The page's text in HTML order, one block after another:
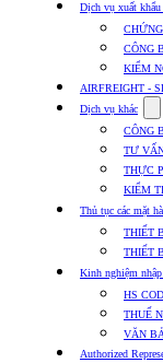
Dịch vụ xuất
CÔNG
KIỂM
AIRFREIGHT -
Dịch vụ khác
CÔNG
TƯ
THỰC
KIỂM
Thủ tục các mặt
THIẾT
THIẾT
Kinh nghiệm
HS
THUẾ
VĂN
Authorized